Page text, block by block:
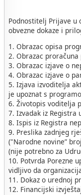
Podnostitelj Prijave u
obvezne dokaze i
1. Obrazac opisa
2. Obrazac
3. Obrazac izjave o
4. Obrazac izjave o
5. Izjava izvoditelja
je upoznat s
6. Životopis voditelja
7. Izvadak iz Registra
8. Ispis iz Registra
9. Preslika zadnjeg
("Narodne novine”
(nije potrebno za
10. Potvrda Porezne
vidljivo da
11. Dokaz o urednoj
12. Financijski